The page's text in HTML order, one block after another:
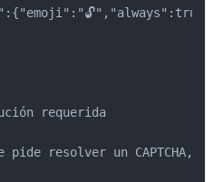
requerida
pide resolver un